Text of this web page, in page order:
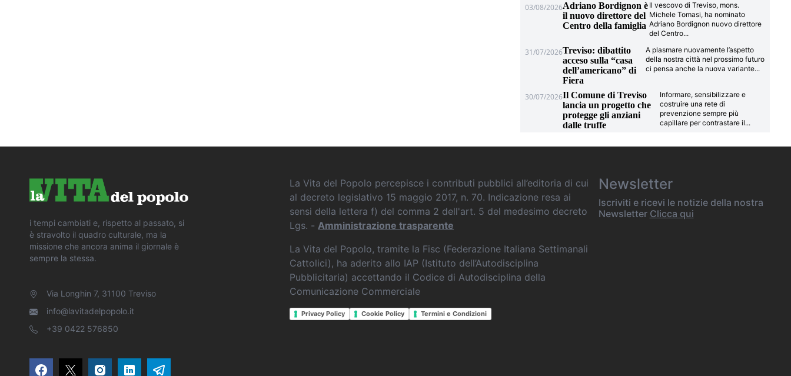
03/08/2026Adriano Bordignon è
il nuovo direttore del
Centro della famiglia
Il vescovo di Treviso, mons.
Michele Tomasi, ha nominato
Adriano Bordignon nuovo direttore
del Centro...
31/07/2026Treviso: dibattito
acceso sulla “casa
dell’americano” di
Fiera
A plasmare nuovamente l’aspetto
della nostra città nel prossimo futuro
ci pensa anche la nuova variante...
30/07/2026Il Comune di Treviso
lancia un progetto che
protegge gli anziani
dalle truffe
Informare, sensibilizzare e
costruire una rete di
prevenzione sempre più
capillare per contrastare il...
i tempi cambiati e, rispetto al passato, si
è stravolto il quadro culturale, ma la
missione che ancora anima il giornale è
sempre la stessa.
Via Longhin 7, 31100 Treviso
info@lavitadelpopolo.it
+39 0422 576850
La Vita del Popolo percepisce i contributi pubblici all’editoria di cui
al decreto legislativo 15 maggio 2017, n. 70. Indicazione resa ai
sensi della lettera f) del comma 2 dell'art. 5 del medesimo decreto
Lgs. -Amministrazione trasparente
La Vita del Popolo, tramite la Fisc (Federazione Italiana Settimanali
Cattolici), ha aderito allo IAP (Istituto dell’Autodisciplina
Pubblicitaria) accettando il Codice di Autodisciplina della
Comunicazione Commerciale
Privacy Policy Cookie Policy Termini e Condizioni
Newsletter
Iscriviti e ricevi le notizie della nostra
Newsletter Clicca qui